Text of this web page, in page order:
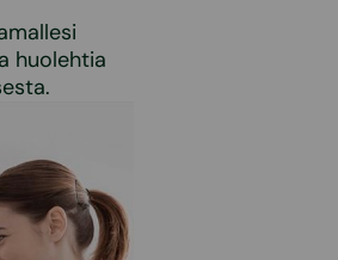
huolehtia